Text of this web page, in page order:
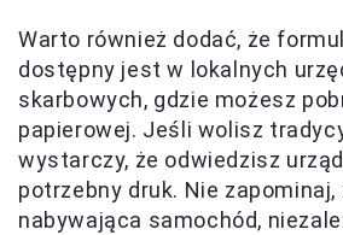
Warto również dodać, że
dostępny jest w lokalnych
skarbowych, gdzie możesz
papierowej. Jeśli wolisz
wystarczy, że odwiedzisz
potrzebny druk. Nie zapominaj,
nabywająca samochód,